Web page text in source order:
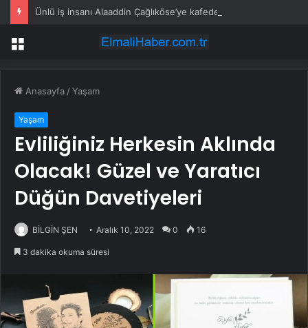
Menü
Anasayfa /Yaşam
Yaşam
Evliliğiniz Herkesin Aklında
Olacak! Güzel ve Yaratıcı
Düğün Davetiyeleri
BİLGİN ŞEN Aralık 10, 2022 0 16
3 dakika okuma süresi